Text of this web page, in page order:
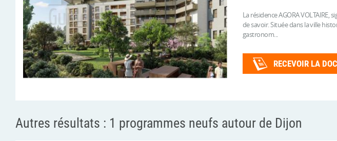
La résidence AGORA VOLTAIRE,
de savoir. Située dans la ville
gastronom...
RECEVOIR LA
Autres résultats : 1 programmes neufs autour de Dijon